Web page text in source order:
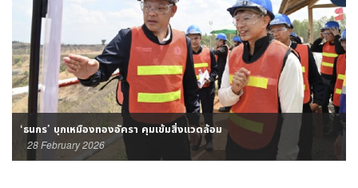
‘ธนกร’ บุกเหมืองทองอัครา คุมเข้มสิ่งแวดล้อม
28 February 2026